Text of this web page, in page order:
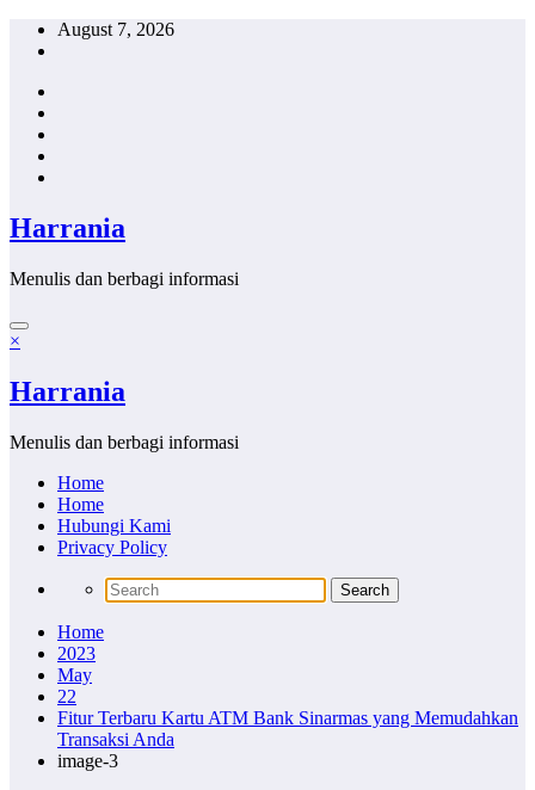
Skip
August 7, 2026
Harrania
Menulis dan berbagi informasi
×
Harrania
Menulis dan berbagi informasi
Home
Home
Hubungi Kami
Privacy Policy
Home
2023
May
22
Fitur Terbaru Kartu ATM Bank Sinarmas yang Memudahkan
Transaksi Anda
image-3